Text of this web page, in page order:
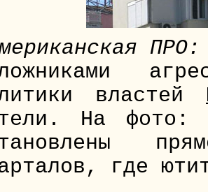
властей
На фото:
где